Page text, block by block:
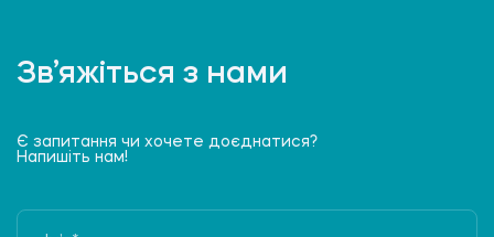
Зв’яжіться з нами
Є запитання чи хочете доєднатися?
Напишіть нам!